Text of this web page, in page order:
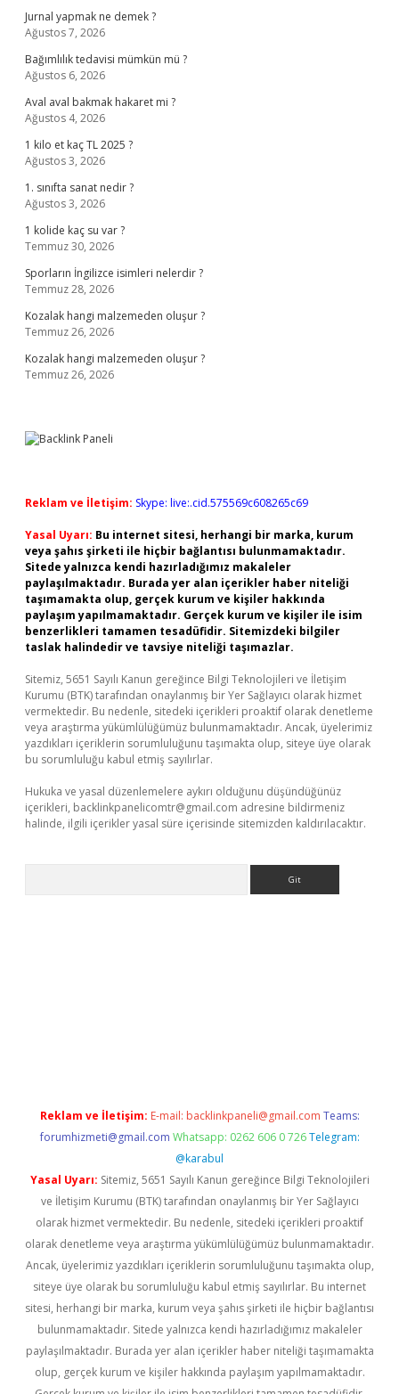
Jurnal yapmak ne demek ?
Ağustos 7, 2026
Bağımlılık tedavisi mümkün mü ?
Ağustos 6, 2026
Aval aval bakmak hakaret mi ?
Ağustos 4, 2026
1 kilo et kaç TL 2025 ?
Ağustos 3, 2026
1. sınıfta sanat nedir ?
Ağustos 3, 2026
1 kolide kaç su var ?
Temmuz 30, 2026
Sporların İngilizce isimleri nelerdir ?
Temmuz 28, 2026
Kozalak hangi malzemeden oluşur ?
Temmuz 26, 2026
Kozalak hangi malzemeden oluşur ?
Temmuz 26, 2026
Reklam ve İletişim: Skype: live:.cid.575569c608265c69
Yasal Uyarı: Bu internet sitesi, herhangi bir marka, kurum
veya şahıs şirketi ile hiçbir bağlantısı bulunmamaktadır.
Sitede yalnızca kendi hazırladığımız makaleler
paylaşılmaktadır. Burada yer alan içerikler haber niteliği
taşımamakta olup, gerçek kurum ve kişiler hakkında
paylaşım yapılmamaktadır. Gerçek kurum ve kişiler ile isim
benzerlikleri tamamen tesadüfidir. Sitemizdeki bilgiler
taslak halindedir ve tavsiye niteliği taşımazlar.
Sitemiz, 5651 Sayılı Kanun gereğince Bilgi Teknolojileri ve İletişim
Kurumu (BTK) tarafından onaylanmış bir Yer Sağlayıcı olarak hizmet
vermektedir. Bu nedenle, sitedeki içerikleri proaktif olarak denetleme
veya araştırma yükümlülüğümüz bulunmamaktadır. Ancak, üyelerimiz
yazdıkları içeriklerin sorumluluğunu taşımakta olup, siteye üye olarak
bu sorumluluğu kabul etmiş sayılırlar.
Hukuka ve yasal düzenlemelere aykırı olduğunu düşündüğünüz
içerikleri, backlinkpanelicomtr@gmail.com adresine bildirmeniz
halinde, ilgili içerikler yasal süre içerisinde sitemizden kaldırılacaktır.
Reklam ve İletişim: E-mail: backlinkpaneli@gmail.com Teams:
forumhizmeti@gmail.com Whatsapp: 0262 606 0 726 Telegram:
@karabul
Yasal Uyarı: Sitemiz, 5651 Sayılı Kanun gereğince Bilgi Teknolojileri
ve İletişim Kurumu (BTK) tarafından onaylanmış bir Yer Sağlayıcı
olarak hizmet vermektedir. Bu nedenle, sitedeki içerikleri proaktif
olarak denetleme veya araştırma yükümlülüğümüz bulunmamaktadır.
Ancak, üyelerimiz yazdıkları içeriklerin sorumluluğunu taşımakta olup,
siteye üye olarak bu sorumluluğu kabul etmiş sayılırlar. Bu internet
sitesi, herhangi bir marka, kurum veya şahıs şirketi ile hiçbir bağlantısı
bulunmamaktadır. Sitede yalnızca kendi hazırladığımız makaleler
paylaşılmaktadır. Burada yer alan içerikler haber niteliği taşımamakta
olup, gerçek kurum ve kişiler hakkında paylaşım yapılmamaktadır.